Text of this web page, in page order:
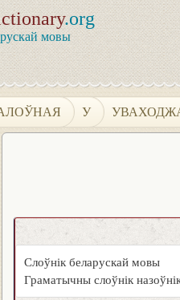
.org
мовы
У
Слоўнік беларускай мовы
Граматычны слоўнік